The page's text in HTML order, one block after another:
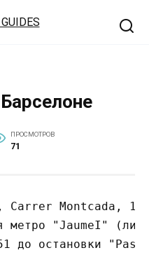
ПРОСМОТРОВ
71
Carrer Montcada,
метро "JаumeI"
до остановки